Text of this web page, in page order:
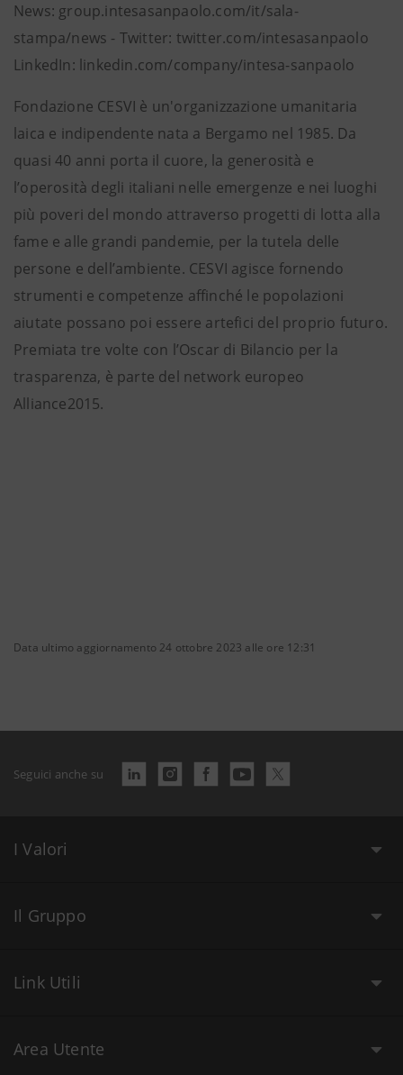
News: group.intesasanpaolo.com/it/sala-
stampa/news - Twitter: twitter.com/intesasanpaolo
LinkedIn: linkedin.com/company/intesa-sanpaolo
Fondazione CESVI è un'organizzazione umanitaria
laica e indipendente nata a Bergamo nel 1985. Da
quasi 40 anni porta il cuore, la generosità e
l’operosità degli italiani nelle emergenze e nei luoghi
più poveri del mondo attraverso progetti di lotta alla
fame e alle grandi pandemie, per la tutela delle
persone e dell’ambiente. CESVI agisce fornendo
strumenti e competenze affinché le popolazioni
aiutate possano poi essere artefici del proprio futuro.
Premiata tre volte con l’Oscar di Bilancio per la
trasparenza, è parte del network europeo
Alliance2015.
Data ultimo aggiornamento 24 ottobre 2023 alle ore 12:31
Seguici anche su
I Valori
Il Gruppo
Link Utili
Area Utente